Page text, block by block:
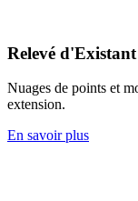
Relevé
Nuages de points et
extension.
En savoir plus